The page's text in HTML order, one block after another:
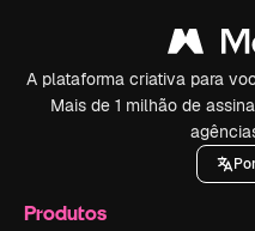
A plataforma criativa para
Mais de 1 milhão de
Produtos